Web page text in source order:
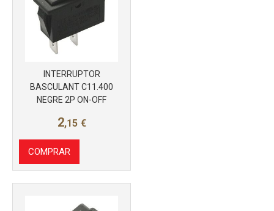
INTERRUPTOR
BASCULANT C11.400
NEGRE 2P ON-OFF
2,15 €
COMPRAR
Más info